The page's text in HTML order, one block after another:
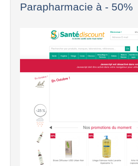
Parapharmacie à - 50%